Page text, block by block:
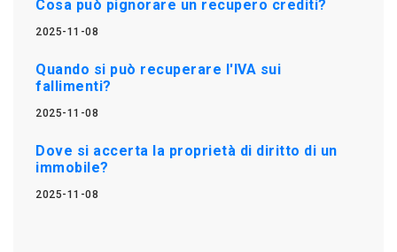
Cosa può pignorare un recupero crediti?
2025-11-08
Quando si può recuperare l'IVA sui
fallimenti?
2025-11-08
Dove si accerta la proprietà di diritto di un
immobile?
2025-11-08